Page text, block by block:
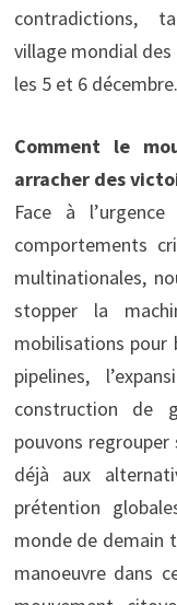
contradictions,
village mondial
les 5 et 6 décembre.
Comment le
arracher des
Face à
comportements
multinationales,
stopper la
mobilisations pour
pipelines,
construction de
pouvons
déjà aux
prétention
monde de demain
manoeuvre dans